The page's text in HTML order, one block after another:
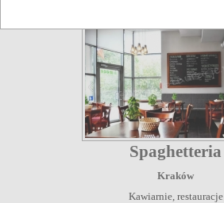
Spaghetteria
Kraków
Kawiarnie, restauracje